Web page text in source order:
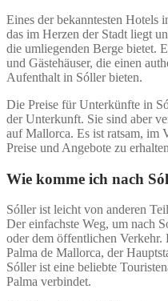
Eines der bekanntesten Hotels
das im Herzen der Stadt liegt
die umliegenden Berge bietet.
und Gästehäuser, die einen
Aufenthalt in Sóller bieten.
Die Preise für Unterkünfte in
der Unterkunft. Sie sind aber
auf Mallorca. Es ist ratsam, im
Preise und Angebote zu
Wie komme ich nach
Sóller ist leicht von anderen
Der einfachste Weg, um nach
oder dem öffentlichen
Palma de Mallorca, der
Sóller ist eine beliebte
Palma verbindet.